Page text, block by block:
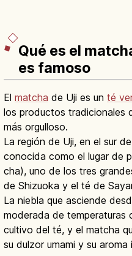
Qué es el
es famoso
El matcha de Uji es un té
los productos tradicionales
más orgulloso.
La región de Uji, en el sur
conocida como el lugar de
cha), uno de los tres
de Shizuoka y el té de
La niebla que asciende
moderada de temperaturas
cultivo del té, y el matcha
su dulzor umami y su aroma